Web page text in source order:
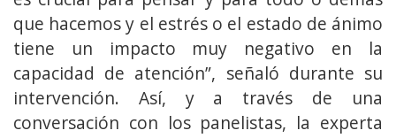
que hacemos y el estrés o el estado de ánimo
tiene un impacto muy negativo en la
capacidad de atención”, señaló durante su
intervención. Así, y a través de una
conversación con los panelistas, la experta